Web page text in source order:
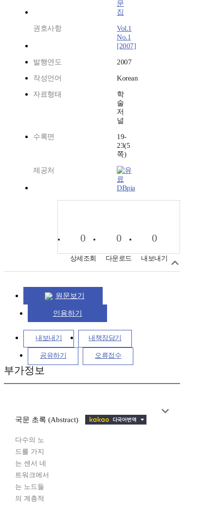
문
집
권호사항
Vol.1
No.1
[2007]
발행연도 2007
작성언어 Korean
자료형태
학
술
저
널
수록면
19-
23(5
쪽)
제공처
DBpia
0
상세조회
0
다운로드
0
내보내기
원문보기
인용하기
내보내기 내책장담기
공유하기 오류접수
부가정보
국문 초록 (Abstract)
다수의 노
드를 가지
는 센서 네
트워크에서
는 노드들
의 계층적